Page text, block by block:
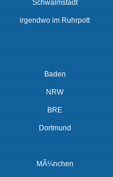
Schwalmstadt
irgendwo im Ruhrpott
Baden
NRW
BRE
Dortmund
MÃ¼nchen